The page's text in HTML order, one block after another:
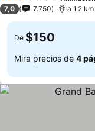
7,0 7.750 a 1.2
De $150
Mira precios de 4